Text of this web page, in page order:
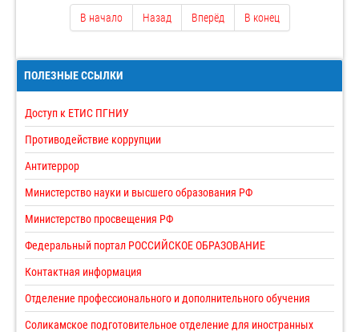
В начало Назад Вперёд В конец
ПОЛЕЗНЫЕ ССЫЛКИ
Доступ к ЕТИС ПГНИУ
Противодействие коррупции
Антитеррор
Министерство науки и высшего образования РФ
Министерство просвещения РФ
Федеральный портал РОССИЙСКОЕ ОБРАЗОВАНИЕ
Контактная информация
Отделение профессионального и дополнительного обучения
Соликамское подготовительное отделение для иностранных